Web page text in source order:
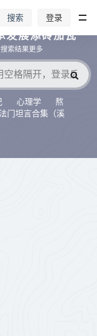
搜索 登录
发展添砖加瓦
索结果更多
心理学
熬
门坦言合集（溪